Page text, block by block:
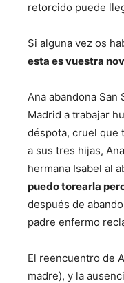
retorcido puede
Si alguna vez os
esta es vuestra
Ana abandona San
Madrid a trabajar
déspota, cruel que
a sus tres hijas,
hermana Isabel al
puedo torearla
después de
padre enfermo
El reencuentro de
madre), y la